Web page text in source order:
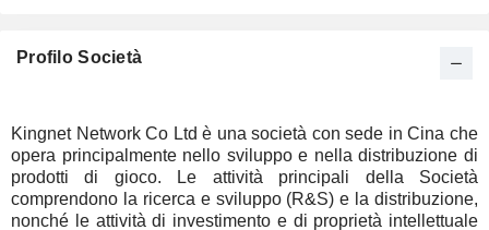
Profilo Società
Kingnet Network Co Ltd è una società con sede in Cina che
opera principalmente nello sviluppo e nella distribuzione di
prodotti di gioco. Le attività principali della Società
comprendono la ricerca e sviluppo (R&S) e la distribuzione,
nonché le attività di investimento e di proprietà intellettuale